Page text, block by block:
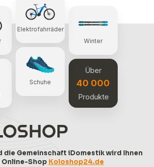
die Gemeinschaft iDomestik wird Ihnen
Shop Koloshop24.de
Elektrofahrräder
Winter
Schuhe
Über
40 000
Produkte